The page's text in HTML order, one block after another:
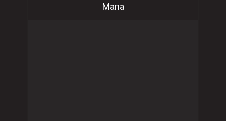
Мапа